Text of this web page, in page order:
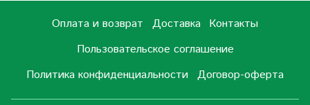
Оплата и возврат Доставка Контакты
Пользовательское соглашение
Политика конфиденциальности Договор-оферта